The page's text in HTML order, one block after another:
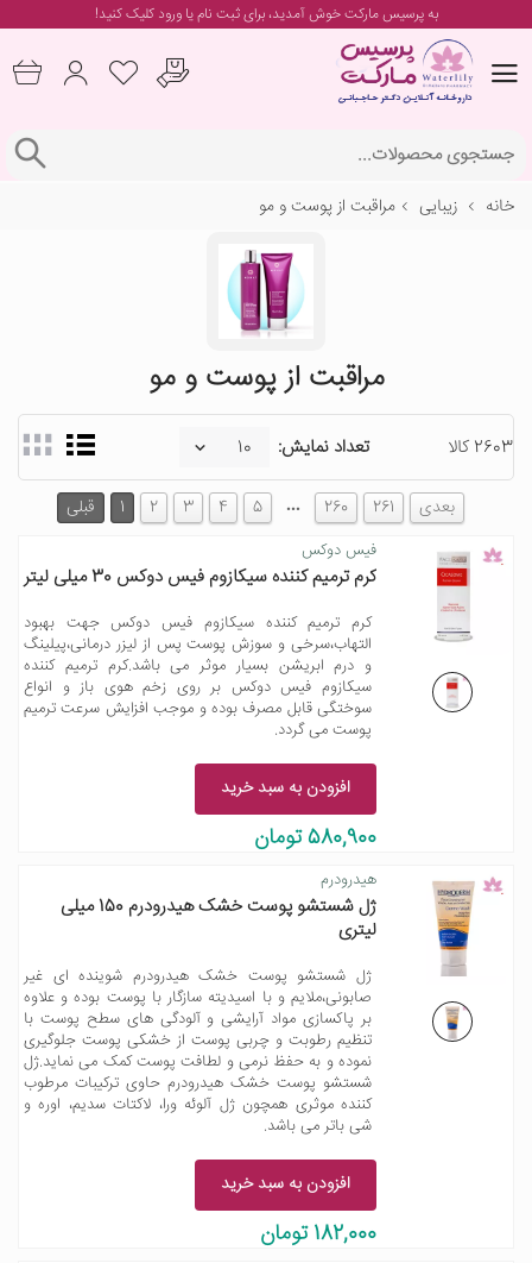
به پرسیس مارکت خوش آمدید، برایثبت نام یا ورودکلیک کنید!
خانه زیبایی مراقبت از پوست و مو
مراقبت از پوست و مو
2603 کالا تعداد نمایش:
قبلی 1 2 3 4 5 … 260 261 بعدی
فیس دوکس
کرم ترمیم کننده سیکازوم فیس دوکس 30 میلی لیتر
کرم ترمیم کننده سیکازوم فیس دوکس جهت بهبود
التهاب،سرخی و سوزش پوست پس از لیزر درمانی،پیلینگ
و درم ابریشن بسیار موثر می باشد.کرم ترمیم کننده
سیکازوم فیس دوکس بر روی زخم هوی باز و انواع
سوختگی قابل مصرف بوده و موجب افزایش سرعت ترمیم
پوست می گردد.
افزودن به سبد خرید
580,900 تومان
هیدرودرم
ژل شستشو پوست خشک هیدرودرم 150 میلی
لیتری
ژل شستشو پوست خشک هیدرودرم شوینده ای غیر
صابونی،ملایم و با اسیدیته سازگار با پوست بوده و علاوه
بر پاکسازی مواد آرایشی و آلودگی های سطح پوست با
تنظیم رطوبت و چربی پوست از خشکی پوست جلوگیری
نموده و به حفظ نرمی و لطافت پوست کمک می نماید.ژل
شستشو پوست خشک هیدرودرم حاوی ترکیبات مرطوب
کننده موثری همچون ژل آلوئه ورا، لاکتات سدیم، اوره و
شی باتر می باشد.
افزودن به سبد خرید
182,000 تومان